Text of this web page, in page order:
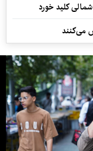
کلید خورد
می‌کنند